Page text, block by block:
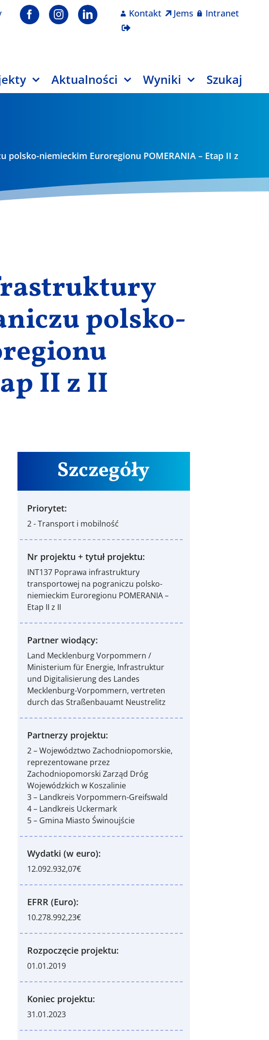
Kontakt Jems Intranet
Aktualności Wyniki Szukaj
niemieckim Euroregionu POMERANIA – Etap II z
polsko-
II z II
Szczegóły
Priorytet:
2 - Transport i mobilność
Nr projektu + tytuł projektu:
INT137 Poprawa infrastruktury
transportowej na pograniczu polsko-
niemieckim Euroregionu POMERANIA –
Etap II z II
Partner wiodący:
Land Mecklenburg Vorpommern /
Ministerium für Energie, Infrastruktur
und Digitalisierung des Landes
Mecklenburg-Vorpommern, vertreten
durch das Straßenbauamt Neustrelitz
Partnerzy projektu:
2 – Województwo Zachodniopomorskie,
reprezentowane przez
Zachodniopomorski Zarząd Dróg
Wojewódzkich w Koszalinie
3 – Landkreis Vorpommern-Greifswald
4 – Landkreis Uckermark
5 – Gmina Miasto Świnoujście
Wydatki (w euro):
12.092.932,07€
EFRR (Euro):
10.278.992,23€
Rozpoczęcie projektu:
01.01.2019
Koniec projektu:
31.01.2023